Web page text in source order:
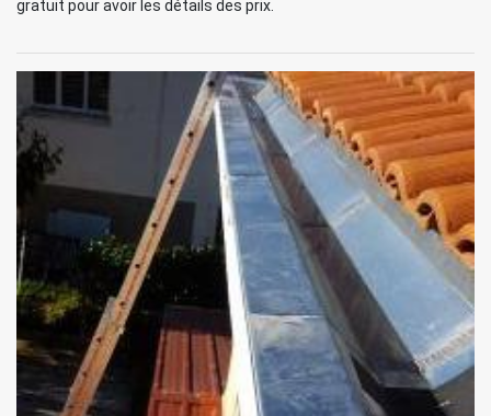
gratuit pour avoir les détails des prix.